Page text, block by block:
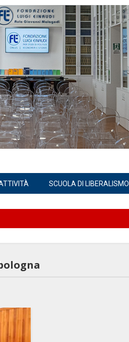
SCUOLA DI LIBERALISMO